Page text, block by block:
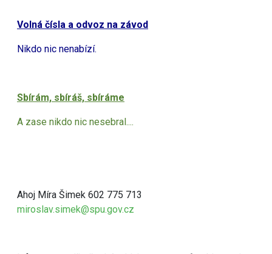
Volná čísla a odvoz na závod
Nikdo nic nenabízí.
Sbírám, sbíráš, sbíráme
A zase nikdo nic nesebral....
Ahoj Míra Šimek 602 775 713
miroslav.simek@spu.gov.cz